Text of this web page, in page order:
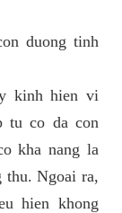
duong tinh
kinh hien vi
tu co da con
kha nang la
thu. Ngoai ra,
hien khong